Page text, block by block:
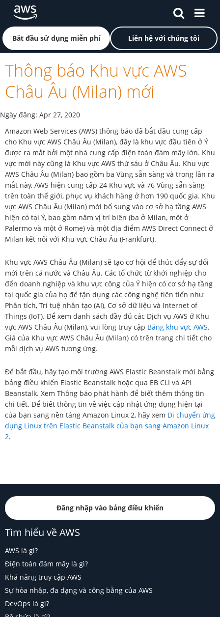
Chuyển đến nội dung chính
Nhấp vào đây để quay lại trang chủ Amazon Web
Bắt đầu sử dụng miễn phí Liên hệ với chúng tôi
Thông báo Khu vực AWS
Châu Âu (Milan) mới
Ngày đăng: Apr 27, 2020
Amazon Web Services (AWS) thông báo đã bắt đầu cung cấp
cho Khu vực AWS Châu Âu (Milan), đây là khu vực đầu tiên ở Ý
được ra mắt bởi một nhà cung cấp điện toán đám mây lớn. Khu
vực mới này cũng là Khu vực AWS thứ sáu ở Châu Âu. Khu vực
AWS Châu Âu (Milan) bao gồm ba Vùng sẵn sàng và trong lần ra
mắt này, AWS hiện cung cấp 24 Khu vực và 76 Vùng sẵn sàng
trên toàn thế giới, phục vụ khách hàng ở hơn 190 quốc gia. Khu
vực AWS Châu Âu (Milan) mới bổ sung vào cơ sở hạ tầng AWS
hiện có tại Ý, bao gồm năm vị trí biên (ba ở Milan, một ở
Palermo và một ở Rome) và một địa điểm AWS Direct Connect ở
Milan kết nối với Khu vực Châu Âu (Frankfurt).
Khu vực AWS Châu Âu (Milan) sẽ tạo cơ hội để thúc đẩy sự đổi
mới trên cả nước và Châu Âu. Các tổ chức từ khởi nghiệp cho
đến doanh nghiệp và khu vực công của Ý hiện có cơ sở hạ tầng
tại quốc gia của họ để tận dụng các công nghệ tiên tiến như
Phân tích, Trí tuệ nhân tạo (AI), Cơ sở dữ liệu và Internet of
Things (IoT). Để xem danh sách đầy đủ các Dịch vụ AWS ở Khu
vực AWS Châu Âu (Milan), vui lòng truy cập Bảng khu vực AWS.
Giá của Khu vực AWS Châu Âu (Milan) có trên trang chi tiết cho
mỗi dịch vụ AWS tương ứng.
Để bắt đầu, hãy tạo môi trường AWS Elastic Beanstalk mới bằng
bảng điều khiển Elastic Beanstalk hoặc qua EB CLI và API
Beanstalk. Xem Thông báo phát hành để biết thêm thông tin
chi tiết. Để biết thông tin về việc cập nhật ứng dụng hiện tại
của bạn sang nền tảng Amazon Linux 2, hãy xem Di chuyển ứng
dụng Linux trên Elastic Beanstalk của bạn sang Amazon Linux
2.
Đăng nhập vào bảng điều khiển
Tìm hiểu về AWS
AWS là gì?
Điện toán đám mây là gì?
Khả năng truy cập AWS
Sự hòa nhập, đa dạng và công bằng của AWS
DevOps là gì?